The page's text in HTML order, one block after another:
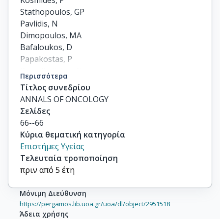
Stathopoulos, GP
Pavlidis, N
Dimopoulos, MA
Bafaloukos, D
Papakostas, P
Papadimitriou, C
Nikolaides, G
others
Περισσότερα
Τίτλος συνεδρίου
ANNALS OF ONCOLOGY
Σελίδες
66--66
Κύρια θεματική κατηγορία
Επιστήμες Υγείας
Τελευταία τροποποίηση
πριν από 5 έτη
Μόνιμη Διεύθυνση
https://pergamos.lib.uoa.gr/uoa/dl/object/2951518
Άδεια χρήσης